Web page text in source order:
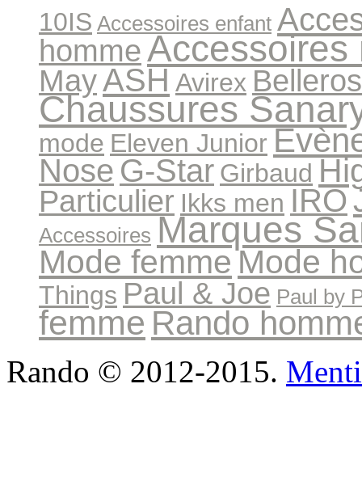
10IS Accessoires enfant
hommeAccessoires
MayASH Avirex
Chaussures
mode Eleven Junior
Nose G-Star Girbaud
Particulier Ikks men IRO
Accessoires Marques
Mode femmeMode
Things Paul & Joe Paul by
femme Rando
Rando © 2012-2015.